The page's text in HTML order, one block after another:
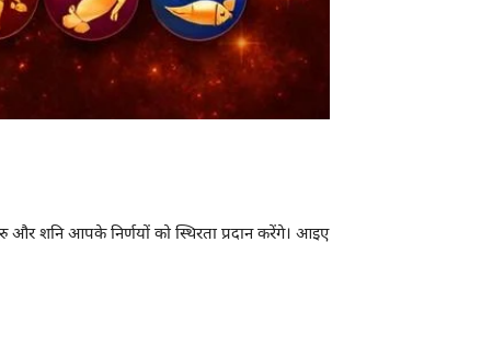
और शनि आपके निर्णयों को स्थिरता प्रदान करेंगे। आइए